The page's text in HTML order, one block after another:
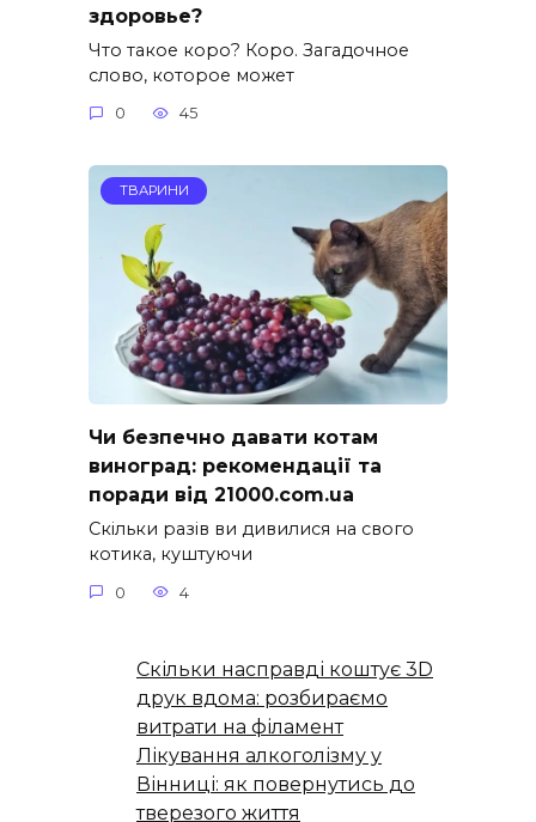
здоровье?
Что такое коро? Коро. Загадочное
слово, которое может
0 45
ТВАРИНИ
Чи безпечно давати котам
виноград: рекомендації та
поради від 21000.com.ua
Скільки разів ви дивилися на свого
котика, куштуючи
0 4
Скільки насправді коштує 3D
друк вдома: розбираємо
витрати на філамент
Лікування алкоголізму у
Вінниці: як повернутись до
тверезого життя